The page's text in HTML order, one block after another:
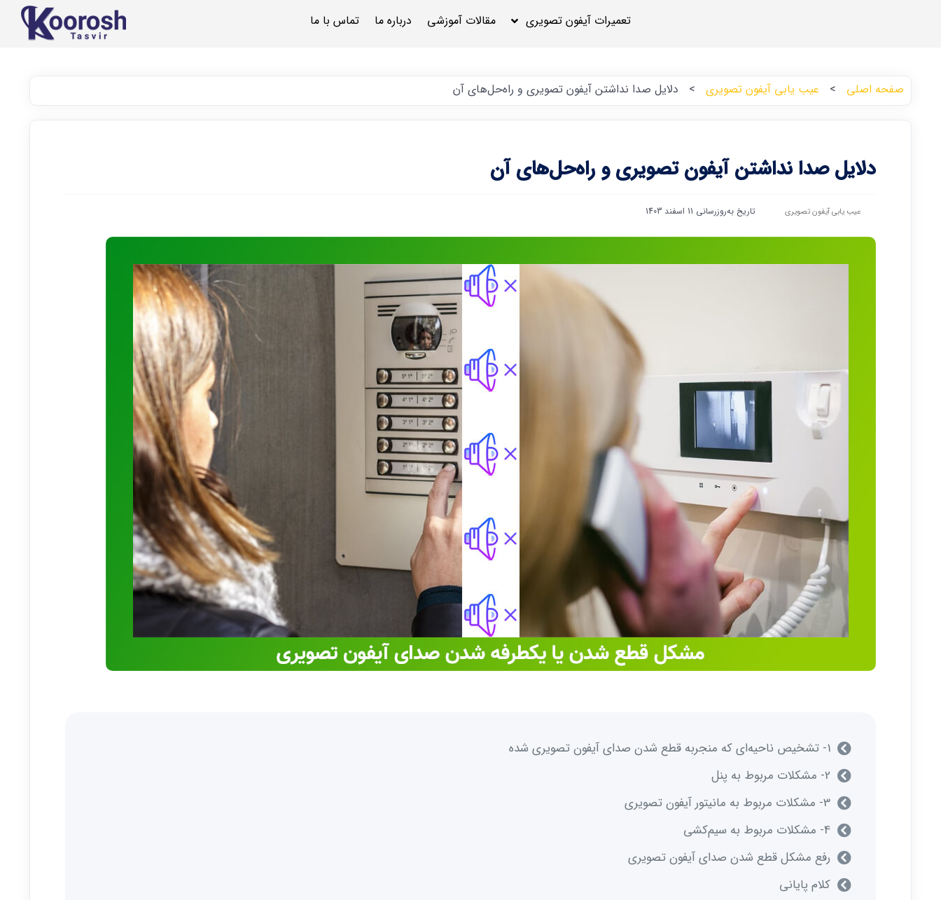
تعمیرات آیفون تصویری مقالات آموزشی درباره ما تماس با ما
صفحه اصلی > عیب یابی آیفون تصویری > دلایل صدا نداشتن آیفون تصویری و راه‌حل‌های آن
دلایل صدا نداشتن آیفون تصویری و راه‌حل‌های آن
عیب یابی آیفون تصویری تاریخ به‌روزرسانی 11 اسفند 1403
1- تشخیص ناحیه‌ای که منجربه قطع شدن صدای آیفون تصویری شده
2- مشکلات مربوط به پنل
3- مشکلات مربوط به مانیتور آیفون تصویری
4- مشکلات مربوط به سیم‌کشی
رفع مشکل قطع شدن صدای آیفون تصویری
کلام پایانی